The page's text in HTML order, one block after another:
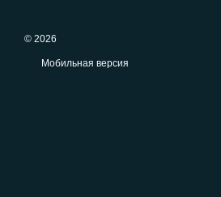
© 2026
Мобильная версия